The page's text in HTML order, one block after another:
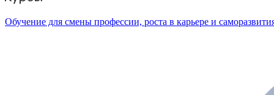
Обучение для смены профессии, роста в карьере и